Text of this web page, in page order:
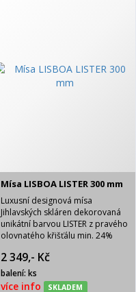
Mísa LISBOA LISTER 300 mm
Luxusní designová mísa
Jihlavských skláren dekorovaná
unikátní barvou LISTER z pravého
olovnatého křišťálu min. 24%
atraktivního vzhledu.
2 349,- Kč
balení: ks
více info SKLADEM